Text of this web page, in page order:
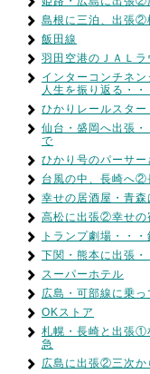
島根に三泊、出張②
飯田線
羽田空港のＪＡＬラ
インターコンチネ
人生を振り返る・・
ひかりレールスタ
仙台・盛岡へ出張
で
ひかり号のパーサ
台風の中、長崎へ②
幸せの居酒屋・青森
高松に出張②幸せの
トランプ劇場・・
下関・熊本に出張
スーパーホテル
広島・可部線に乗っ
OKストア
札幌・長崎と出張①
急
広島に出張②三次か